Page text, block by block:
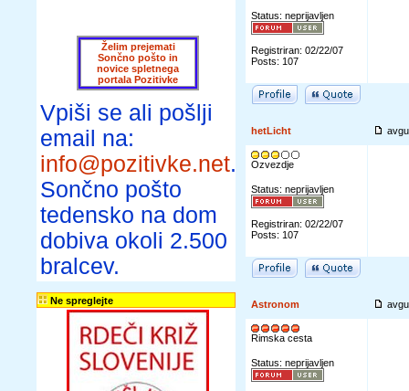
Želim prejemati
Sončno pošto in
novice spletnega
portala Pozitivke
Vpiši se ali pošlji
email na:
info@pozitivke.net.
Sončno pošto
tedensko na dom
dobiva okoli 2.500
bralcev.
Ne spreglejte
Status: neprijavljen
Registriran: 02/22/07
Posts: 107
hetLicht
Ozvezdje
Status: neprijavljen
Registriran: 02/22/07
Posts: 107
Astronom
Rimska cesta
Status: neprijavljen